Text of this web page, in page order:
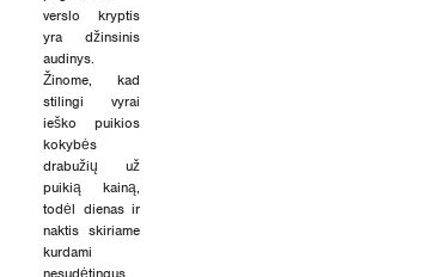
verslo kryptis
yra džinsinis
audinys.
Žinome, kad
stilingi vyrai
ieško puikios
kokybės
drabužių už
puikią kainą,
todėl dienas ir
naktis skiriame
kurdami
nesudėtingus